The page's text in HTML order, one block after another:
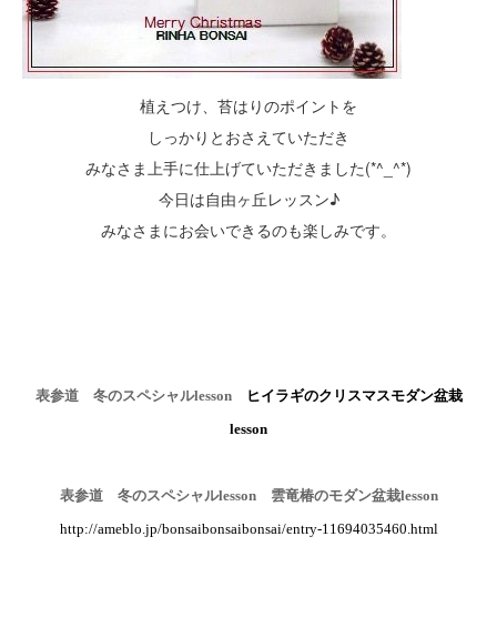
植えつけ、苔はりのポイントを
しっかりとおさえていただき
みなさま上手に仕上げていただきました(*^_^*)
今日は自由ヶ丘レッスン♪
みなさまにお会いできるのも楽しみです。
表参道 冬のスペシャルlesson
ヒイラギのクリスマスモダン盆栽
lesson
表参道 冬のスペシャルlesson雲竜椿のモダン盆栽lesson
http://ameblo.jp/bonsaibonsaibonsai/entry-11694035460.html